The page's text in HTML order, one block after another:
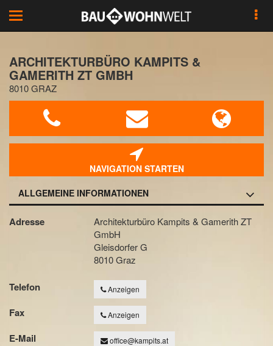
Toggle
navigation
ARCHITEKTURBÜRO KAMPITS &
GAMERITH ZT GMBH
8010 GRAZ
NAVIGATION STARTEN
ALLGEMEINE INFORMATIONEN
Adresse
Architekturbüro Kampits & Gamerith ZT
GmbH
Gleisdorfer G
8010 Graz
Telefon Anzeigen
Fax Anzeigen
E-Mail office@kampits.at